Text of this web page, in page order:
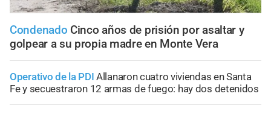
Condenado Cinco años de prisión por asaltar y
golpear a su propia madre en Monte Vera
Operativo de la PDI Allanaron cuatro viviendas en Santa
Fe y secuestraron 12 armas de fuego: hay dos detenidos